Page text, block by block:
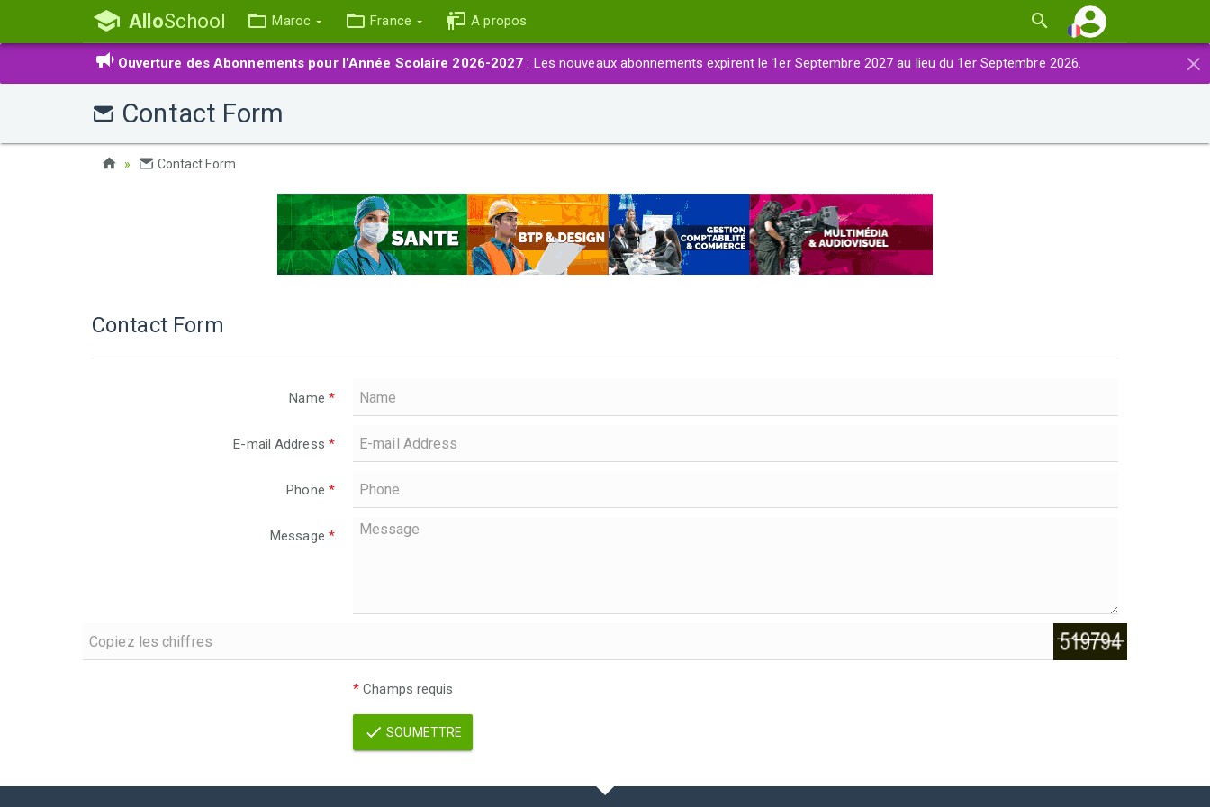
AlloSchool Maroc France A propos
×
Ouverture des Abonnements pour l'Année Scolaire 2026-2027 : Les nouveaux abonnements expirent le 1er Septembre 2027 au lieu du 1er Septembre 2026.
Contact Form
Contact Form
Contact Form
Name *
E-mail Address *
Phone *
Message *
* Champs requis
SOUMETTRE